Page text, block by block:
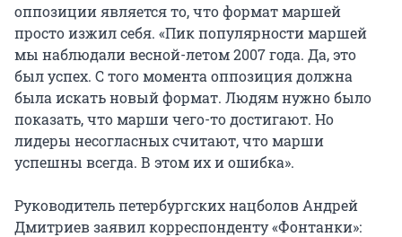
оппозиции является то, что формат маршей
просто изжил себя. «Пик популярности маршей
мы наблюдали весной-летом 2007 года. Да, это
был успех. С того момента оппозиция должна
была искать новый формат. Людям нужно было
показать, что марши чего-то достигают. Но
лидеры несогласных считают, что марши
успешны всегда. В этом их и ошибка».
Руководитель петербургских нацболов Андрей
Дмитриев заявил корреспонденту «Фонтанки»: